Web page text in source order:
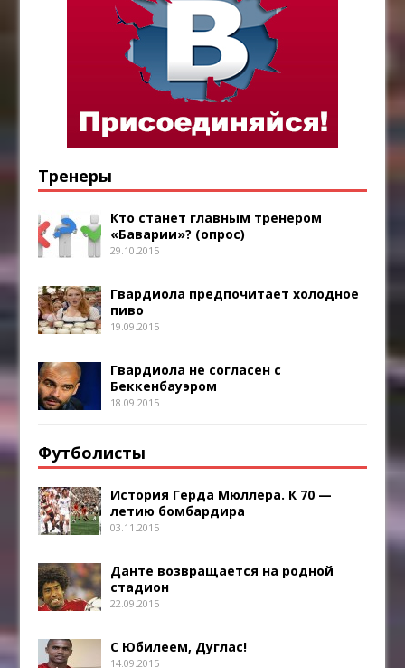
Тренеры
Кто станет главным тренером
«Баварии»? (опрос)
29.10.2015
Гвардиола предпочитает холодное
пиво
19.09.2015
Гвардиола не согласен с
Беккенбауэром
18.09.2015
Футболисты
История Герда Мюллера. К 70 —
летию бомбардира
03.11.2015
Данте возвращается на родной
стадион
22.09.2015
С Юбилеем, Дуглас!
14.09.2015